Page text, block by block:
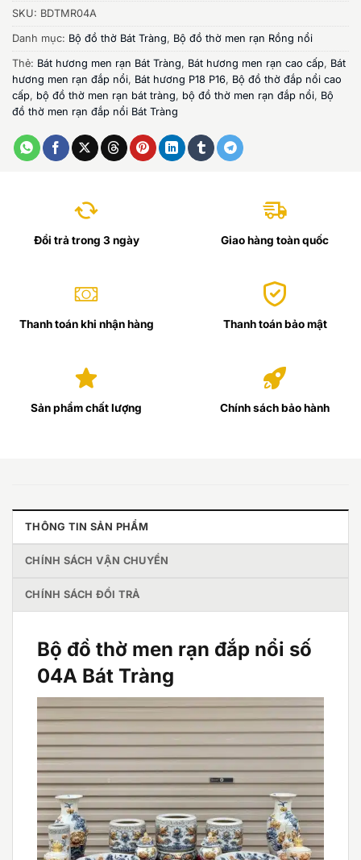
SKU: BDTMR04A
Danh mục: Bộ đồ thờ Bát Tràng, Bộ đồ thờ men rạn Rồng nổi
Thẻ: Bát hương men rạn Bát Tràng, Bát hương men rạn cao cấp, Bát
hương men rạn đắp nổi, Bát hương P18 P16, Bộ đồ thờ đắp nổi cao
cấp, bộ đồ thờ men rạn bát tràng, bộ đồ thờ men rạn đắp nổi, Bộ
đồ thờ men rạn đắp nổi Bát Tràng
Đổi trả trong 3 ngày Giao hàng toàn quốc
Thanh toán khi nhận hàng Thanh toán bảo mật
Sản phẩm chất lượng Chính sách bảo hành
THÔNG TIN SẢN PHẨM
CHÍNH SÁCH VẬN CHUYỂN
CHÍNH SÁCH ĐỔI TRẢ
Bộ đồ thờ men rạn đắp nổi số
04A Bát Tràng